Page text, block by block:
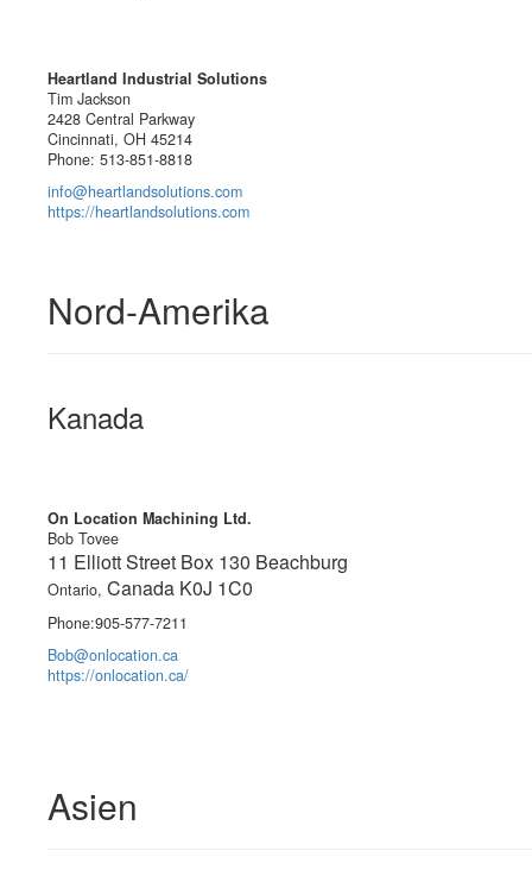
Heartland Industrial Solutions
Tim Jackson
2428 Central Parkway
Cincinnati, OH 45214
Phone: 513-851-8818
info@heartlandsolutions.com
https://heartlandsolutions.com
Nord-Amerika
Kanada
On Location Machining Ltd.
Bob Tovee
11 Elliott Street Box 130 Beachburg
Ontario, Canada K0J 1C0
Phone:905-577-7211
Bob@onlocation.ca
https://onlocation.ca/
Asien